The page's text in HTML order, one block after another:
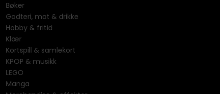
Bøker
Godteri, mat & drikke
Hobby & fritid
Klær
Kortspill & samlekort
KPOP & musikk
LEGO
Manga